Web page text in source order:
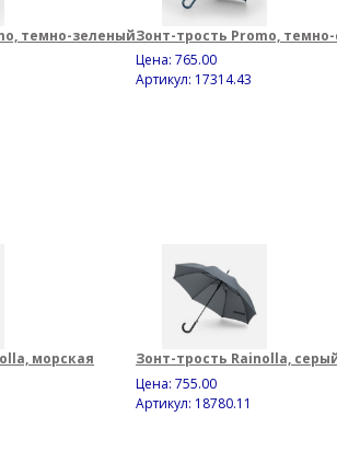
темно-зеленыйЗонт-трость Promo,
Цена: 765.00
Артикул: 17314.43
морская
Зонт-трость Rainolla,
Цена: 755.00
Артикул: 18780.11